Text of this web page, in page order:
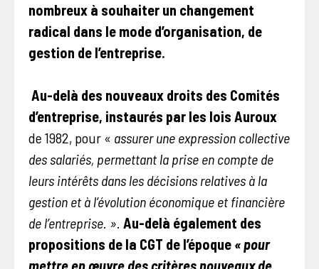
nombreux à souhaiter un changement
radical dans le mode d’organisation, de
gestion de l’entreprise.
Au-delà des nouveaux droits des Comités
d’entreprise, instaurés par les lois Auroux
de 1982, pour « assurer une expression collective
des salariés, permettant la prise en compte de
leurs intérêts dans les décisions relatives à la
gestion et à l’évolution économique et financière
de l’entreprise. ». Au-delà également des
propositions de la CGT de l’époque « pour
mettre en œuvre des critères nouveaux de